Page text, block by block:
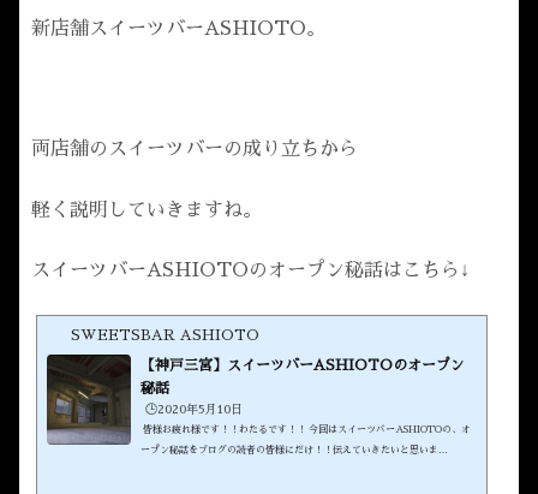
新店舗スイーツバーASHIOTO。
両店舗のスイーツバーの成り立ちから
軽く説明していきますね。
スイーツバーASHIOTOのオープン秘話はこちら↓
SWEETSBAR ASHIOTO
【神戸三宮】スイーツバーASHIOTOのオープン
秘話
🕒️2020年5月10日
皆様お疲れ様です！！わたるです！！ 今回はスイーツバーASHIOTOの、オ
ープン秘話をブログの読者の皆様にだけ！！伝えていきたいと思いま